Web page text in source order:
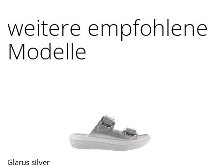
weitere empfohlene
Modelle
Glarus silver